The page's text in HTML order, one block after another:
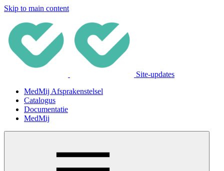
Skip to main content
Site-updates
MedMij Afsprakenstelsel
Catalogus
Documentatie
MedMij